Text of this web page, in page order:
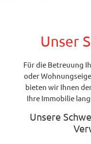
Unser
Für die Betreuung
oder
bieten wir Ihnen
Ihre Immobilie
Unsere